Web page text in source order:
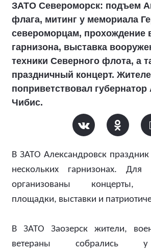
ЗАТО Североморск: подъем
флага, митинг у мемориала
североморцам, прохождение
гарнизона, выставка
техники Северного флота, а
праздничный концерт.
поприветствовал губернатор
Чибис.
В ЗАТО Александровск
нескольких гарнизонах.
организованы концерты,
площадки, выставки и
В ЗАТО Заозерск жители,
ветераны собрались